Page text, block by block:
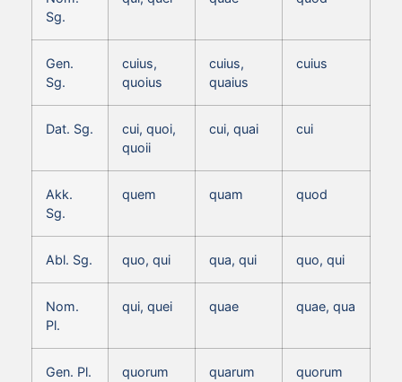
Sg.
Gen.
Sg.
cuius,
quoius
cuius,
quaius
cuius
Dat. Sg.
cui, quoi,
quoii
cui, quai cui
Akk.
Sg.
quem quam quod
Abl. Sg. quo, qui qua, qui quo, qui
Nom.
Pl.
qui, quei quae quae, qua
Gen. Pl. quorum quarum quorum